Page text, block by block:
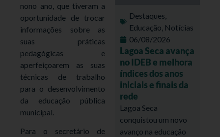
nono ano, que tiveram a
oportunidade de trocar
informações sobre as
suas práticas
pedagógicas e
aperfeiçoarem as suas
técnicas de trabalho
para o desenvolvimento
da educação pública
municipal.
Para o secretário de
Destaques,
Educação, Notícias
06/08/2026
Lagoa Seca avança
no IDEB e melhora
índices dos anos
iniciais e finais da
rede
Lagoa Seca
conquistou um novo
avanço na educação